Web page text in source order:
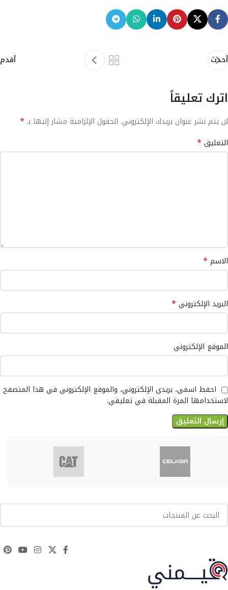
أحدث أقدم
اترك تعليقاً
لن يتم نشر عنوان بريدك الإلكتروني. الحقول الإلزامية مشار إليها بـ *
التعليق *
الاسم *
البريد الإلكتروني *
الموقع الإلكتروني
احفظ اسمي، بريدي الإلكتروني، والموقع الإلكتروني في هذا المتصفح
لاستخدامها المرة المقبلة في تعليقي.